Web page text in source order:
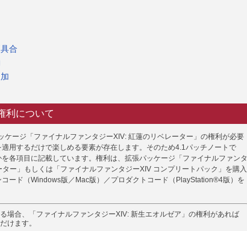
合
利について
ケージ「ファイナルファンタジーXIV: 紅蓮のリベレーター」の権利が必要
用するだけで楽しめる要素が存在します。そのため4.1パッチノートで
各項目に記載しています。権利は、拡張パッケージ「ファイナルファンタ
ー」もしくは「ファイナルファンタジーXIV コンプリートパック」を購入
コード（Windows版／Mac版）／プロダクトコード（PlayStation®4版）を
場合、「ファイナルファンタジーXIV: 新生エオルゼア」の権利があれば
けます。